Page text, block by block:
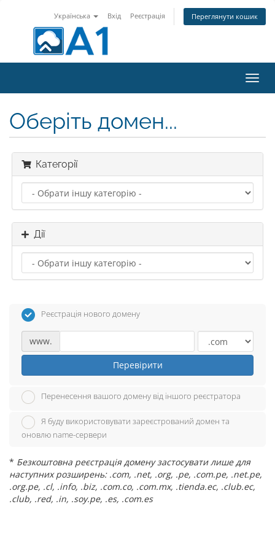
Українська Вхід Реєстрація Переглянути кошик
Оберіть домен...
Категорії
Дії
Реєстрація нового домену
www.
Перевірити
Перенесення вашого домену від іншого реєстратора
Я буду використовувати зареєстрований домен та
оновлю name-сервери
* Безкоштовна реєстрація домену застосувати лише для
наступних розширень: .com, .net, .org, .pe, .com.pe, .net.pe,
.org.pe, .cl, .info, .biz, .com.co, .com.mx, .tienda.ec, .club.ec,
.club, .red, .in, .soy.pe, .es, .com.es